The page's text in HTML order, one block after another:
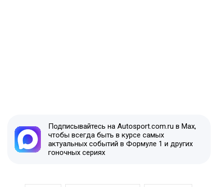
Подписывайтесь на Autosport.com.ru в Max,
чтобы всегда быть в курсе самых
актуальных событий в Формуле 1 и других
гоночных сериях